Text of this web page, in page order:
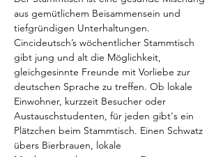
aus gemütlichem Beisammensein und
tiefgründigen Unterhaltungen.
Cincideutsch’s wöchentlicher Stammtisch
gibt jung und alt die Möglichkeit,
gleichgesinnte Freunde mit Vorliebe zur
deutschen Sprache zu treffen. Ob lokale
Einwohner, kurzzeit Besucher oder
Austauschstudenten, für jeden gibt's ein
Plätzchen beim Stammtisch. Einen Schwatz
übers Bierbrauen, lokale